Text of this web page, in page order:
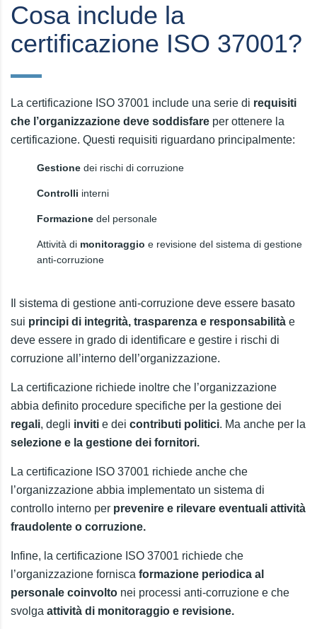
Cosa include la
certificazione ISO 37001?
La certificazione ISO 37001 include una serie di requisiti
che l’organizzazione deve soddisfare per ottenere la
certificazione. Questi requisiti riguardano principalmente:
Gestione dei rischi di corruzione
Controlli interni
Formazione del personale
Attività di monitoraggio e revisione del sistema di gestione
anti-corruzione
Il sistema di gestione anti-corruzione deve essere basato
sui principi di integrità, trasparenza e responsabilità e
deve essere in grado di identificare e gestire i rischi di
corruzione all’interno dell’organizzazione.
La certificazione richiede inoltre che l’organizzazione
abbia definito procedure specifiche per la gestione dei
regali, degli inviti e dei contributi politici. Ma anche per la
selezione e la gestione dei fornitori.
La certificazione ISO 37001 richiede anche che
l’organizzazione abbia implementato un sistema di
controllo interno per prevenire e rilevare eventuali attività
fraudolente o corruzione.
Infine, la certificazione ISO 37001 richiede che
l’organizzazione fornisca formazione periodica al
personale coinvolto nei processi anti-corruzione e che
svolga attività di monitoraggio e revisione.